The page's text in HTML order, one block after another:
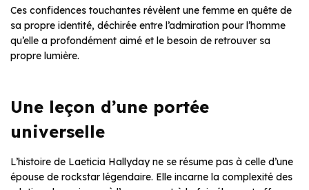
Ces confidences touchantes révèlent une femme en quête de
sa propre identité, déchirée entre l’admiration pour l’homme
qu’elle a profondément aimé et le besoin de retrouver sa
propre lumière.
Une leçon d’une portée
universelle
L’histoire de Laeticia Hallyday ne se résume pas à celle d’une
épouse de rockstar légendaire. Elle incarne la complexité des